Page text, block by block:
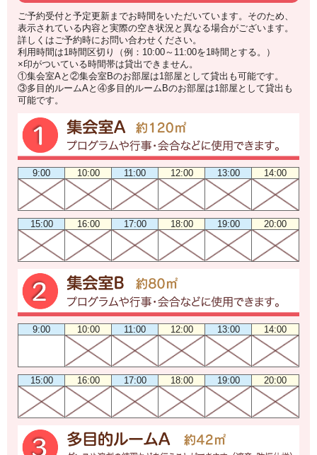
ご予約受付と予定更新までお時間をいただいています。そのため、
表示されている内容と実際の空き状況と異なる場合がございます。
詳しくはご予約時にお問い合わせください。
利用時間は1時間区切り（例：10:00～11:00を1時間とする。）
×印がついている時間帯は貸出できません。
①集会室Aと②集会室Bのお部屋は1部屋として貸出も可能です。
③多目的ルームAと④多目的ルームBのお部屋は1部屋として貸出も
可能です。
9:00 10:00 11:00 12:00 13:00 14:00
15:00 16:00 17:00 18:00 19:00 20:00
9:00 10:00 11:00 12:00 13:00 14:00
15:00 16:00 17:00 18:00 19:00 20:00